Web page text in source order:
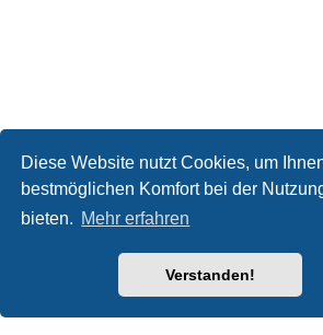
Diese Website nutzt Cookies, um
bestmöglichen Komfort bei der
bieten. Mehr erfahren
Verstanden!